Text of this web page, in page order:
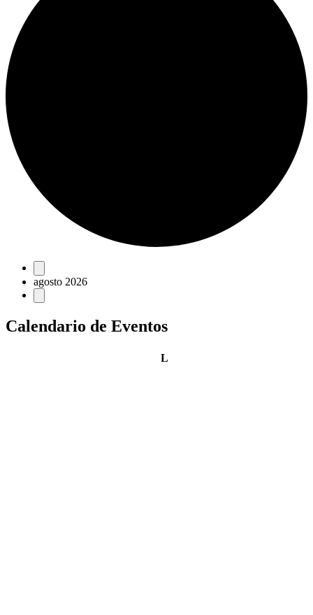
Eventos
agosto 2026
Calendario de Eventos
Llunes